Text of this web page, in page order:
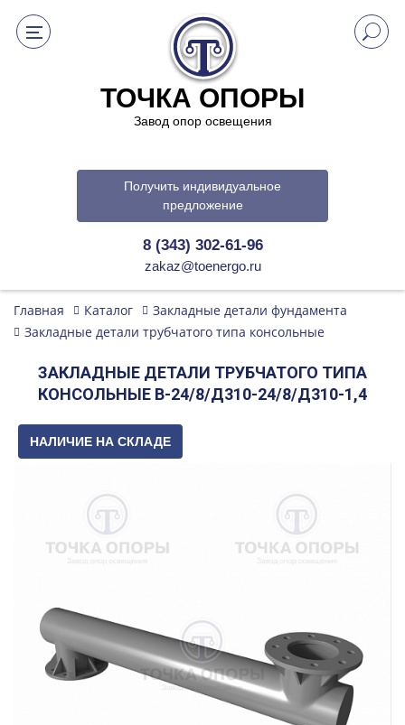
ТОЧКА ОПОРЫ
Завод опор освещения
Получить индивидуальное
предложение
8 (343) 302-61-96
zakaz@toenergo.ru
Главная Каталог
Закладные детали фундамента
Закладные детали трубчатого типа консольные
ЗАКЛАДНЫЕ ДЕТАЛИ ТРУБЧАТОГО ТИПА
КОНСОЛЬНЫЕ В-24/8/Д310-24/8/Д310-1,4
НАЛИЧИЕ НА СКЛАДЕ